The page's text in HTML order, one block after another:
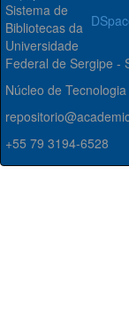
Sistema de
Bibliotecas da
Universidade
Federal de Sergipe -
Núcleo de
+55 79 3194-6528